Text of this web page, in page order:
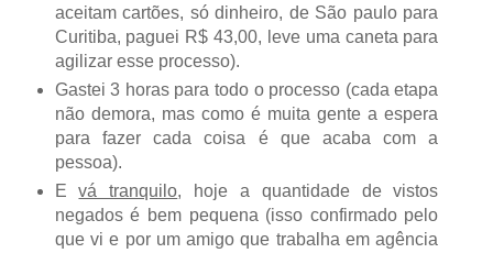
aceitam cartões, só dinheiro, de São paulo para
Curitiba, paguei R$ 43,00, leve uma caneta para
agilizar esse processo).
Gastei 3 horas para todo o processo (cada etapa
não demora, mas como é muita gente a espera
para fazer cada coisa é que acaba com a
pessoa).
Evá tranquilo, hoje a quantidade de vistos
negados é bem pequena (isso confirmado pelo
que vi e por um amigo que trabalha em agência